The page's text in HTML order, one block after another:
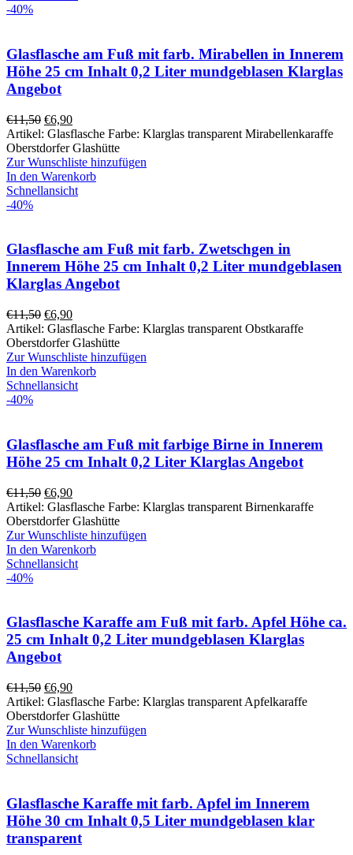
-40%
Glasflasche am Fuß mit farb. Mirabellen in Innerem
Höhe 25 cm Inhalt 0,2 Liter mundgeblasen Klarglas
Angebot
€11,50 €6,90
Artikel: Glasflasche Farbe: Klarglas transparent Mirabellenkaraffe
Oberstdorfer Glashütte
Zur Wunschliste hinzufügen
In den Warenkorb
Schnellansicht
-40%
Glasflasche am Fuß mit farb. Zwetschgen in
Innerem Höhe 25 cm Inhalt 0,2 Liter mundgeblasen
Klarglas Angebot
€11,50 €6,90
Artikel: Glasflasche Farbe: Klarglas transparent Obstkaraffe
Oberstdorfer Glashütte
Zur Wunschliste hinzufügen
In den Warenkorb
Schnellansicht
-40%
Glasflasche am Fuß mit farbige Birne in Innerem
Höhe 25 cm Inhalt 0,2 Liter Klarglas Angebot
€11,50 €6,90
Artikel: Glasflasche Farbe: Klarglas transparent Birnenkaraffe
Oberstdorfer Glashütte
Zur Wunschliste hinzufügen
In den Warenkorb
Schnellansicht
-40%
Glasflasche Karaffe am Fuß mit farb. Apfel Höhe ca.
25 cm Inhalt 0,2 Liter mundgeblasen Klarglas
Angebot
€11,50 €6,90
Artikel: Glasflasche Farbe: Klarglas transparent Apfelkaraffe
Oberstdorfer Glashütte
Zur Wunschliste hinzufügen
In den Warenkorb
Schnellansicht
Glasflasche Karaffe mit farb. Apfel im Innerem
Höhe 30 cm Inhalt 0,5 Liter mundgeblasen klar
transparent